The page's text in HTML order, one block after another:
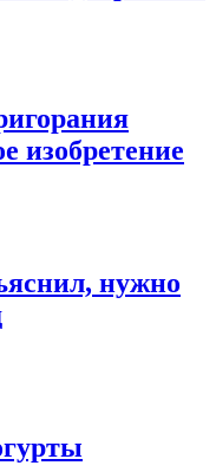
изобретение
нужно